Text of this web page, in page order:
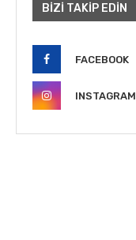
BIZI TAKIP EDIN
FACEBOOK
INSTAGRAM